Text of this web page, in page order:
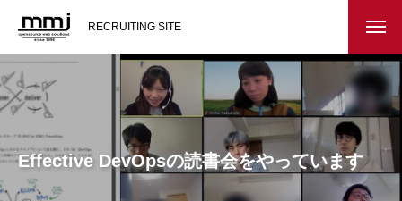
RECRUITING SITE
会社を知る
メッセージ
会社概要
Effective DevOpsの読書会をやっています